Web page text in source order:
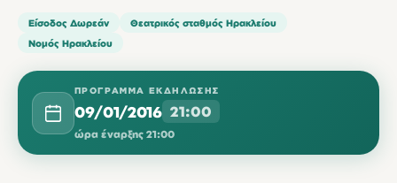
Είσοδος Δωρεάν
Θεατρικός σταθμός Ηρακλείου
Νομός Ηρακλείου
ΠΡΌΓΡΑΜΜΑ ΕΚΔΉΛΩΣΗΣ
09/01/2016 21:00
ώρα έναρξης 21:00